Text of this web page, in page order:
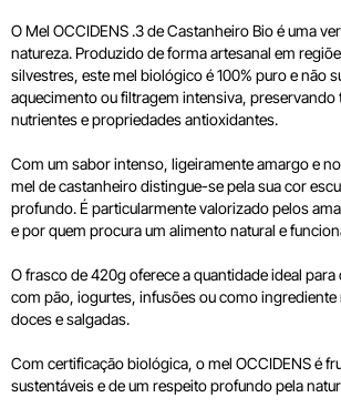
O Mel OCCIDENS .3 de Castanheiro Bio é uma
natureza. Produzido de forma artesanal em
silvestres, este mel biológico é 100% puro e não
aquecimento ou filtragem intensiva, preservando
nutrientes e propriedades antioxidantes.
Com um sabor intenso, ligeiramente amargo e
mel de castanheiro distingue-se pela sua cor
profundo. É particularmente valorizado pelos
e por quem procura um alimento natural e
O frasco de 420g oferece a quantidade ideal
com pão, iogurtes, infusões ou como ingrediente
doces e salgadas.
Com certificação biológica, o mel OCCIDENS é
sustentáveis e de um respeito profundo pela